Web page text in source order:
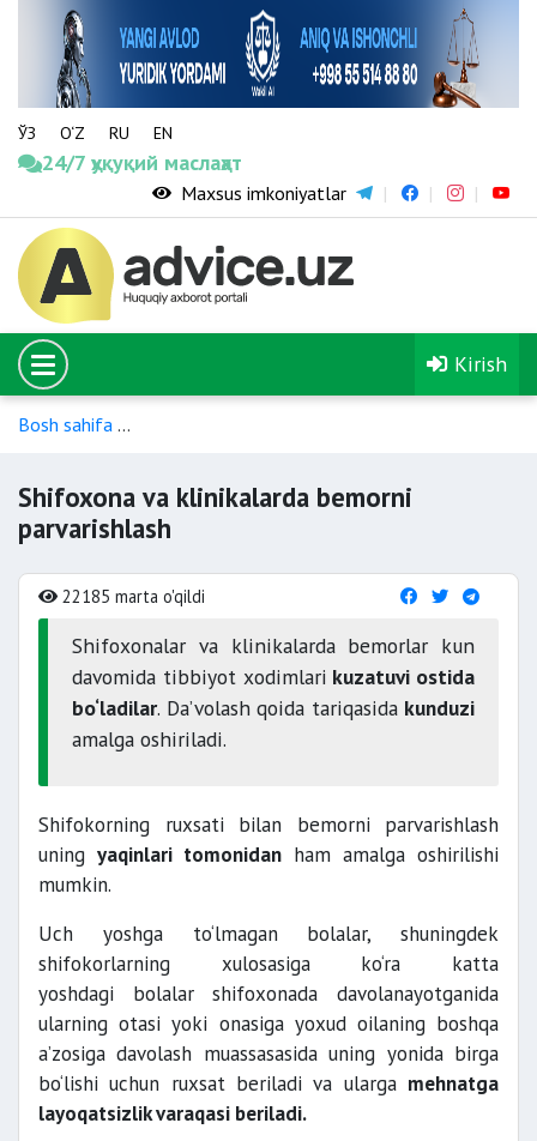
ЎЗ O‘Z RU EN
24/7 ҳуқуқий маслаҳат
Maxsus imkoniyatlar
Kirish
Bosh sahifa
Shifoxona va klinikalarda bemorni
parvarishlash
22185 marta o'qildi
Shifoxonalar va klinikalarda bemorlar kun
davomida tibbiyot xodimlari kuzatuvi ostida
bo‘ladilar. Da’volash qoida tariqasida kunduzi
amalga oshiriladi.
Shifokorning ruxsati bilan bemorni parvarishlash
uning yaqinlari tomonidan ham amalga oshirilishi
mumkin.
Uch yoshga to‘lmagan bolalar, shuningdek
shifokorlarning xulosasiga ko‘ra katta
yoshdagi bolalar shifoxonada davolanayotganida
ularning otasi yoki onasiga yoxud oilaning boshqa
a’zosiga davolash muassasasida uning yonida birga
bo‘lishi uchun ruxsat beriladi va ularga mehnatga
layoqatsizlik varaqasi beriladi.